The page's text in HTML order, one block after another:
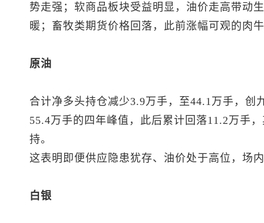
势走强；软商品板块受益明显，油价走高带动
暖；畜牧类期货价格回落，此前涨幅可观的肉
原油
合计净多头持仓减少3.9万手，至44.1万手，创
55.4万手的四年峰值，此后累计回落11.2万手
持。
这表明即便供应隐患犹存、油价处于高位，场
白银